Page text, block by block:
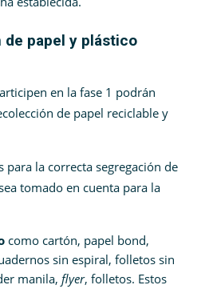
papel y plástico
en la fase 1 podrán
de papel reciclable y
para la correcta segregación de
tomado en cuenta para la
como cartón, papel bond,
sin espiral, folletos sin
manila, flyer, folletos. Estos